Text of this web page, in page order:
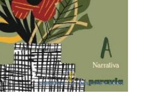
ACQUISTA